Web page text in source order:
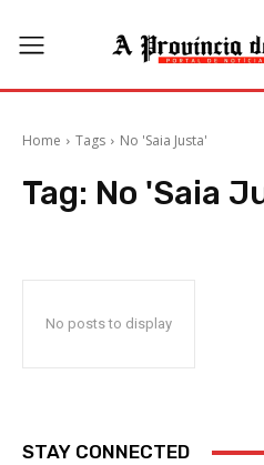
Home Tags No 'Saia Justa'
Tag: No 'Saia
No posts to display
STAY CONNECTED